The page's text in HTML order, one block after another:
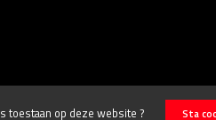
toestaan op deze website ? Sta